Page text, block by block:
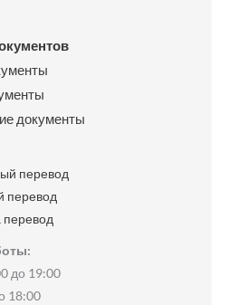
документы
перевод
перевод
перевод
до 19:00
18:00